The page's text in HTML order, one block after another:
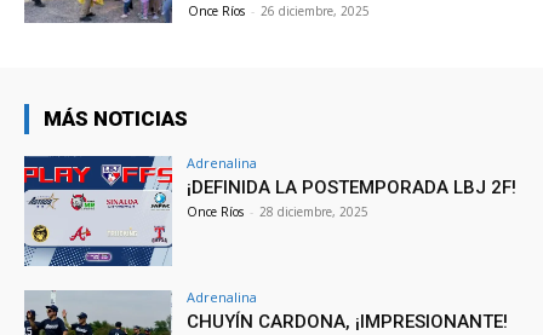
Once Ríos - 26 diciembre, 2025
MÁS NOTICIAS
Adrenalina
¡DEFINIDA LA POSTEMPORADA LBJ 2F!
Once Ríos - 28 diciembre, 2025
Adrenalina
CHUYÍN CARDONA, ¡IMPRESIONANTE!